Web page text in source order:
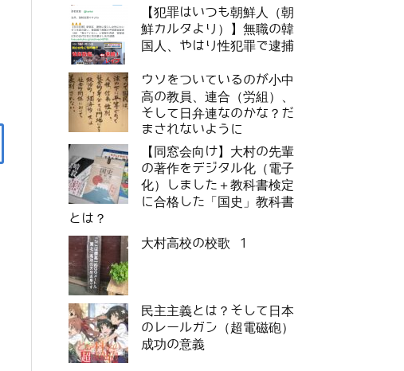
【犯罪はいつも朝鮮人（朝
鮮カルタより）】無職の韓
国人、やはり性犯罪で逮捕
ウソをついているのが小中
高の教員、連合（労組）、
そして日弁連なのかな？だ
まされないように
【同窓会向け】大村の先輩
の著作をデジタル化（電子
化）しました＋教科書検定
に合格した「国史」教科書
とは？
大村高校の校歌 1
民主主義とは？そして日本
のレールガン（超電磁砲）
成功の意義